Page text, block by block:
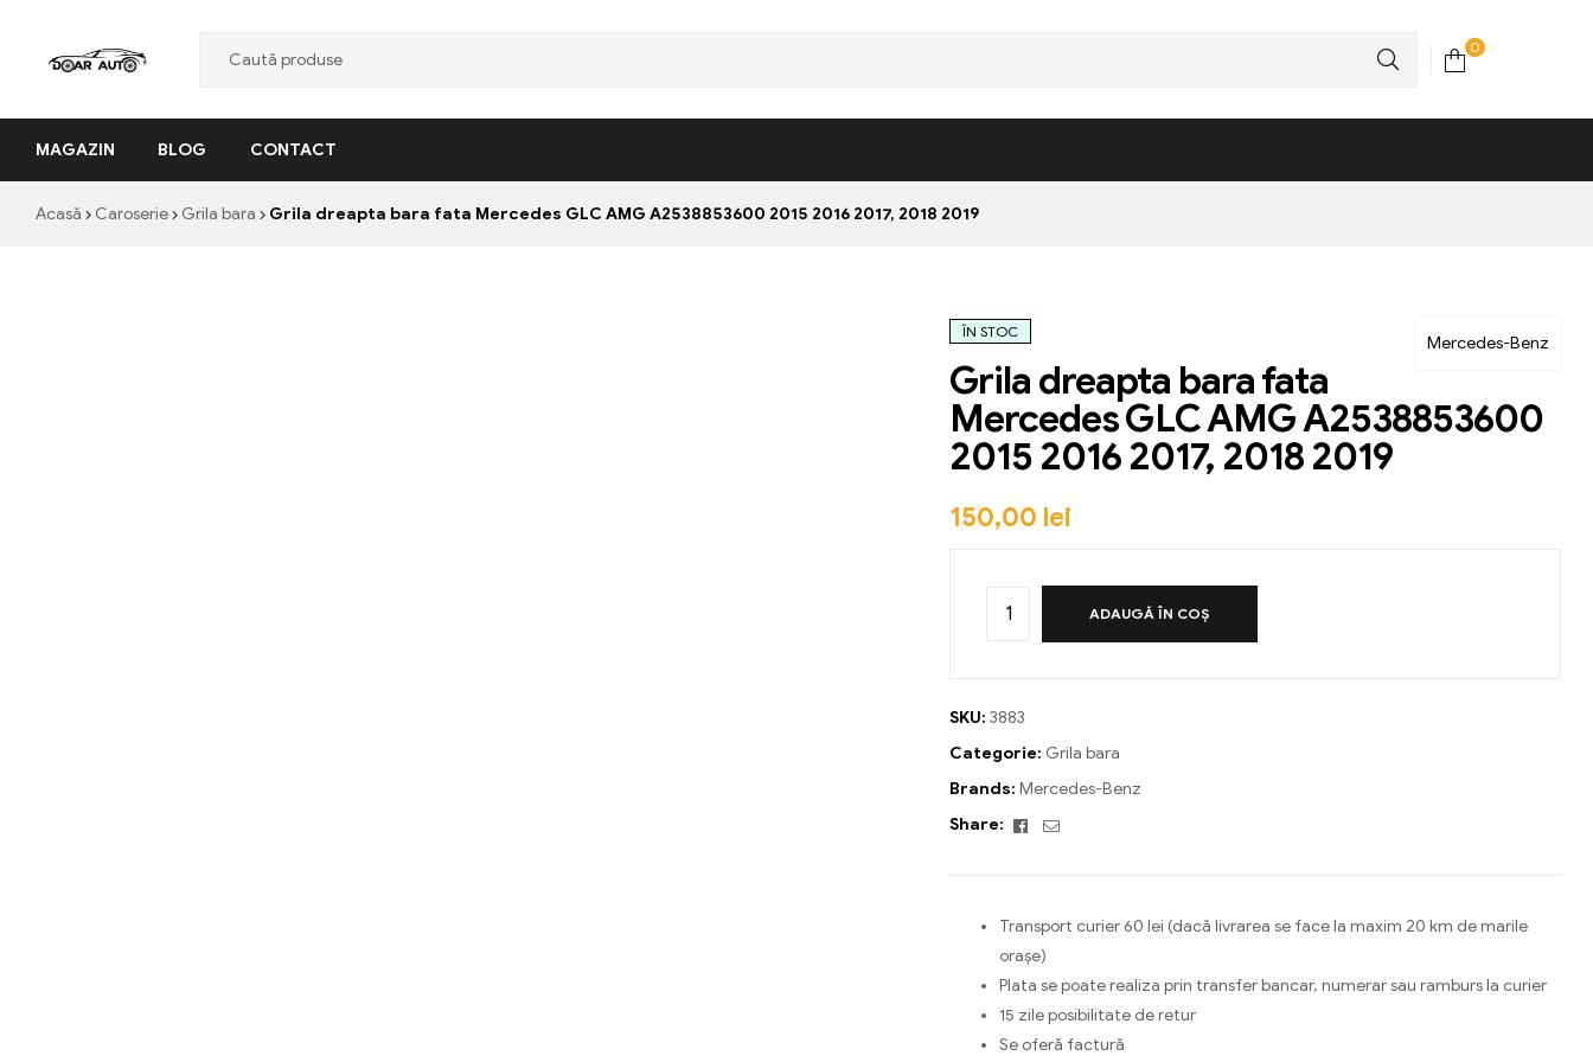
Auto
"Nascut
0
MAGAZIN BLOG CONTACT
Acasă Caroserie Grila bara Grila dreapta bara fata Mercedes GLC AMG A2538853600 2015 2016 2017, 2018 2019
Mercedes-Benz
ÎN STOC
Grila dreapta bara fata
Mercedes GLC AMG A2538853600
2015 2016 2017, 2018 2019
150,00 lei
ADAUGĂ ÎN COȘ
SKU: 3883
Categorie: Grila bara
Brands: Mercedes-Benz
Share:
Facebook
Email
Transport curier 60 lei (dacă livrarea se face la maxim 20 km de marile
orașe)
Plata se poate realiza prin transfer bancar, numerar sau ramburs la curier
15 zile posibilitate de retur
Se oferă factură